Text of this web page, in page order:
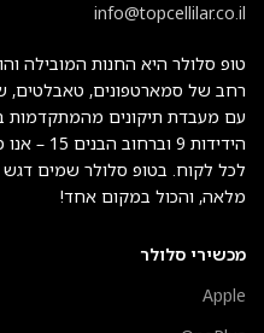
info@topcellilar.co.il
טופ סלולר היא החנות המובילה
רחב של סמארטפונים, טאבלטים,
עם מעבדת תיקונים מהמתקדמות
הידידות
לכל לקוח. בטופ סלולר שמים דגש
מלאה, והכול במקום אחד!
מכשירי סלולר
Apple